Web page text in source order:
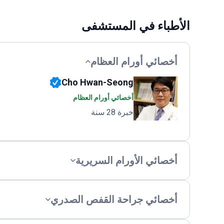
الأطباء في المستشفى
أخصائي أورام العظام
Cho Hwan-Seong
أخصائي أورام العظام
خبرة 28 سنة
أخصائي الأورام السريرية
أخصائي جراحة القفص الصدري